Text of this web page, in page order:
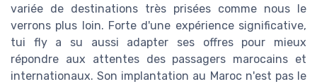
variée de destinations très prisées comme nous le
verrons plus loin. Forte d'une expérience significative,
tui fly a su aussi adapter ses offres pour mieux
répondre aux attentes des passagers marocains et
internationaux. Son implantation au Maroc n'est pas le